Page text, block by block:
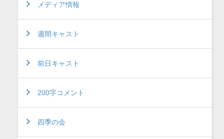
メディア情報
週間キャスト
前日キャスト
200字コメント
四季の会